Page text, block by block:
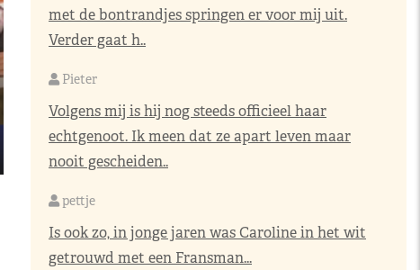
met de bontrandjes springen er voor mij uit.
Verder gaat h..
Pieter
Volgens mij is hij nog steeds officieel haar
echtgenoot. Ik meen dat ze apart leven maar
nooit gescheiden..
pettje
Is ook zo, in jonge jaren was Caroline in het wit
getrouwd met een Fransman...